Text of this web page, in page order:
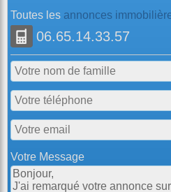
Toutes les annonces
06.65.14.33.57
Votre Message